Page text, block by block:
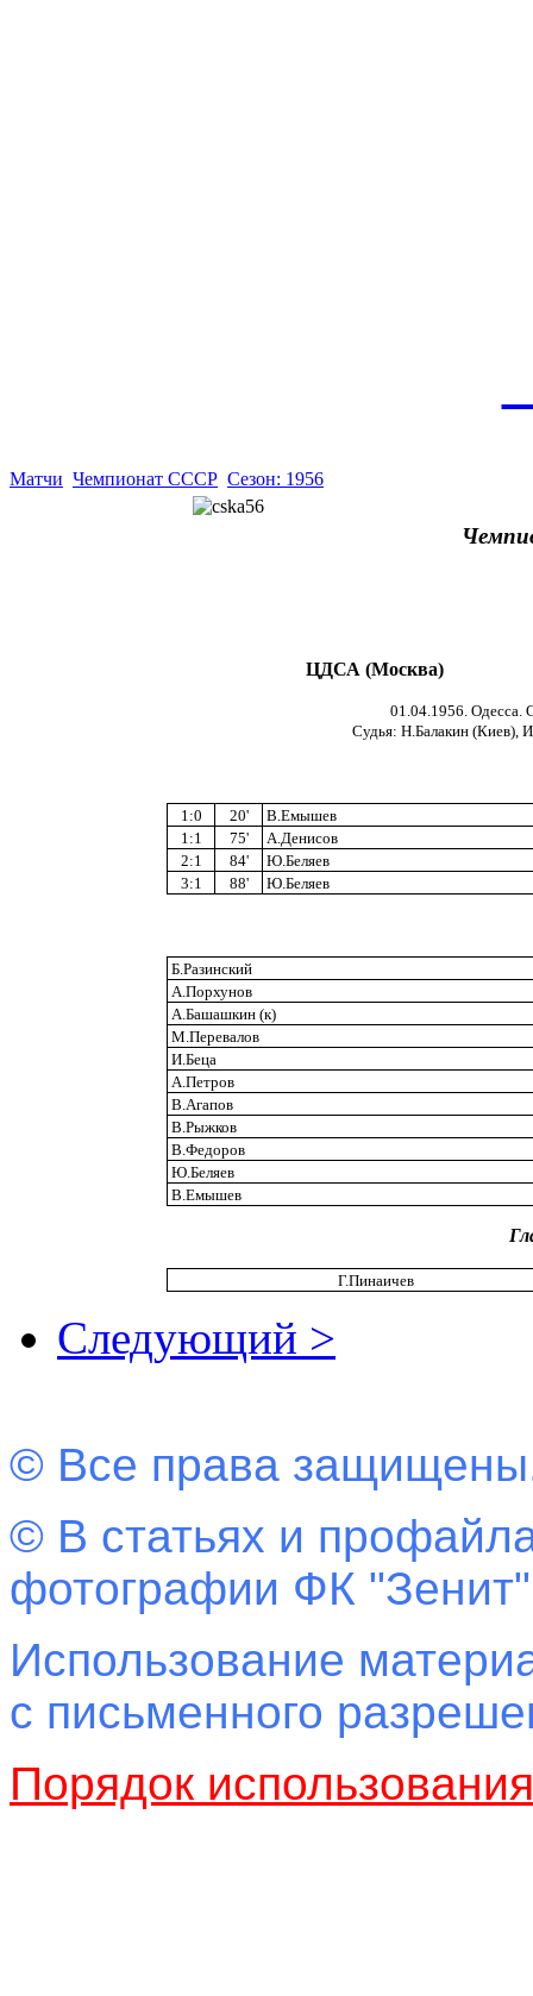
Матчи Чемпионат СССР Сезон: 1956
ЦДСА (Москва)
01.04.1956. Одесса.
Судья: Н.Балакин (Киев),
1:0 20'
В.Емышев
1:1
75'
А.Денисов
2:1
84'
Ю.Беляев
3:1
88' Ю.Беляев
Б.Разинский
А.Порхунов
А.Башашкин (к)
М.Перевалов
И.Беца
А.Петров
В.Агапов
В.Рыжков
В.Федоров
Ю.Беляев
В.Емышев
Г.Пинаичев
Следующий >
© Все права
© В статьях и
фотографии ФК
Использование
с письменного
Порядок